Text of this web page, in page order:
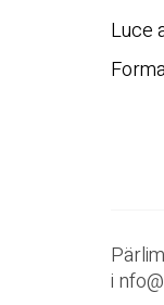
Luce
i